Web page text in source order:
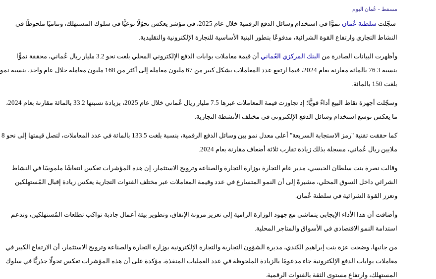
مسقط - عُمان اليوم
سجّلتسلطنة عُمان
نموًّا في استخدام وسائل الدفع الرقمية خلال عام 2025، في مؤشر يعكس تحوّلًا نوعيًّا في سلوك المستهلك، وتناميًا ملحوظًا في
النشاط التجاري وارتفاع القوة الشرائية، مدفوعًا بتطور البنية الأساسية للتجارة الإلكترونية والتقليدية.
وأظهرت البيانات الصادرة من البنك المركزي العُماني
أن قيمة معاملات بوابات الدفع الإلكتروني المحلي بلغت نحو 3.2 مليار ريال عُماني، محققة نموًّا
بنسبة 76.3 بالمائة مقارنة بعام 2024، فيما ارتفع عدد المعاملات بشكل كبير من 67 مليون معاملة إلى أكثر من 168 مليون معاملة خلال عام واحد، بنسبة نمو
بلغت 150 بالمائة.
وسجّلت أجهزة نقاط البيع أداءً قويًّا؛ إذ تجاوزت قيمة المعاملات عبرها 7.5 مليار ريال عُماني خلال عام 2025، بزيادة نسبتها 33.2 بالمائة مقارنة بعام 2024،
ما يعكس توسع استخدام وسائل الدفع الإلكتروني في مختلف الأنشطة التجارية.
كما حققت تقنية "رمز الاستجابة السريعة" أعلى معدل نمو بين وسائل الدفع الرقمية، بنسبة بلغت 133.5 بالمائة في عدد المعاملات، لتصل قيمتها إلى نحو 8
ملايين ريال عُماني، مسجلة بذلك زيادة تقارب ثلاثة أضعاف مقارنة بعام 2024.
وقالت نصرة بنت سلطان الحبسي، مدير عام التجارة بوزارة التجارة والصناعة وترويج الاستثمار، إن هذه المؤشرات تعكس انتعاشًا ملموسًا في النشاط
الشرائي داخل السوق المحلي، مشيرةً إلى أن النمو المتسارع في عدد وقيمة المعاملات عبر مختلف القنوات التجارية يعكس زيادة إقبال المُستهلكين
وتعزز القوة الشرائية في سلطنة عُمان.
وأضافت أن هذا الأداء الإيجابي يتماشى مع جهود الوزارة الرامية إلى تعزيز مرونة الإنفاق، وتطوير بيئة أعمال جاذبة تواكب تطلعات المُستهلكين، وتدعم
استدامة النمو الاقتصادي في الأسواق والمتاجر المحلية.
من جانبها، وضحت عزة بنت إبراهيم الكندي، مديرة الشؤون التجارية والتجارة الإلكترونية بوزارة التجارة والصناعة وترويج الاستثمار، أن الارتفاع الكبير في
معاملات بوابات الدفع الإلكترونية جاء مدعومًا بالزيادة الملحوظة في عدد العمليات المنفذة، مؤكدة على أن هذه المؤشرات تعكس تحولًا جذريًّا في سلوك
المستهلك، وارتفاع مستوى الثقة بالقنوات الرقمية.